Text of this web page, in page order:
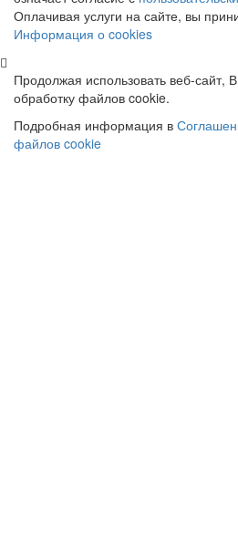
Оплачивая услуги на сайте, вы
Информация о cookies
Продолжая использовать веб-сайт,
обработку файлов cookie.
Подробная информация в
файлов cookie